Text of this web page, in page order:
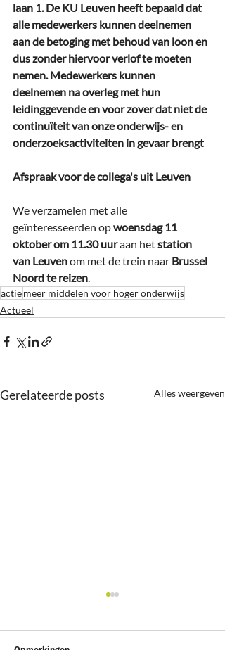
laan 1. De KU Leuven heeft bepaald dat
alle medewerkers kunnen deelnemen
aan de betoging met behoud van loon en
dus zonder hiervoor verlof te moeten
nemen. Medewerkers kunnen
deelnemen na overleg met hun
leidinggevende en voor zover dat niet de
continuïteit van onze onderwijs- en
onderzoeksactiviteiten in gevaar brengt
Afspraak voor de collega's uit Leuven
We verzamelen met alle
geïnteresseerden op woensdag 11
oktober om 11.30 uur aan het station
van Leuven om met de trein naar Brussel
Noord te reizen.
actiemeer middelen voor hoger onderwijs
Actueel
Gerelateerde posts Alles weergeven